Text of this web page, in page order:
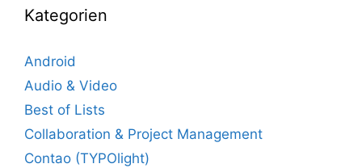
Kategorien
Android
Audio & Video
Best of Lists
Collaboration & Project Management
Contao (TYPOlight)